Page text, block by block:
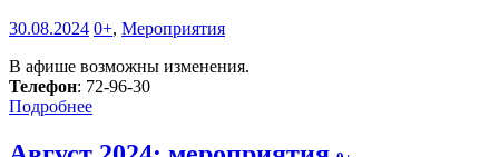
30.08.2024 0+, Мероприятия
В афише возможны изменения.
Телефон: 72-96-30
Подробнее